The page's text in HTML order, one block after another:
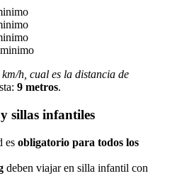
h, cual es la distancia de
9 metros.
sillas infantiles
es obligatorio para todos los
deben viajar en silla infantil con